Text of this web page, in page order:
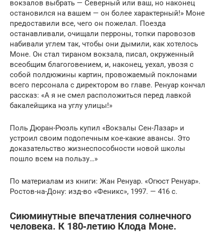
вокзалов выбрать — Северный или ваш, но наконец
остановился на вашем — он более характерный!» Моне
предоставили все, чего он пожелал. Поезда
останавливали, очищали перроны, топки паровозов
набивали углем так, чтобы они дымили, как хотелось
Моне. Он стал тираном вокзала, писал, окруженный
всеобщим благоговением, и, наконец, уехал, увозя с
собой полдюжины картин, провожаемый поклонами
всего персонала с директором во главе. Ренуар кончал
рассказ: «А я не смел расположиться перед лавкой
бакалейщика на углу улицы!»
Поль Дюран-Рюэль купил «Вокзалы Сен-Лазар» и
устроил своим подопечным кое-какие авансы. Это
доказательство жизнеспособности новой школы
пошло всем на пользу…»
По материалам из книги: Жан Ренуар. «Огюст Ренуар».
Ростов-на-Дону: изд-во «Феникс», 1997. — 416 с.
Сиюминутные впечатления солнечного
человека. К 180‑летию Клода Моне.